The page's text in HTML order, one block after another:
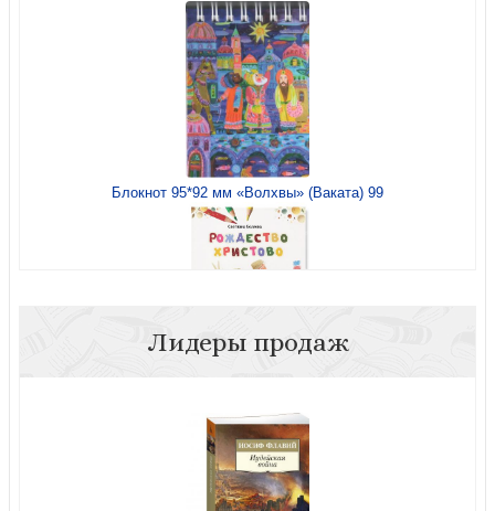
Блокнот 95*92 мм «Волхвы» (Ваката) 99
Лидеры продаж